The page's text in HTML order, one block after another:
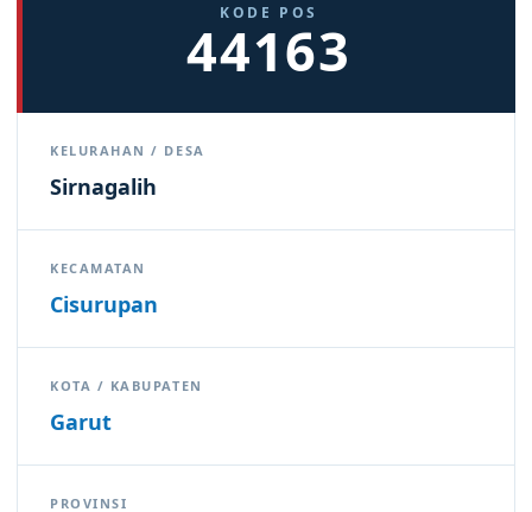
KODE POS
44163
KELURAHAN / DESA
Sirnagalih
KECAMATAN
Cisurupan
KOTA / KABUPATEN
Garut
PROVINSI